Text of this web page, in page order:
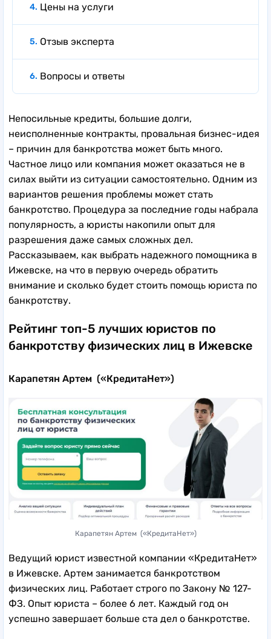
Цены на услуги
Отзыв эксперта
Вопросы и ответы
Непосильные кредиты, большие долги,
неисполненные контракты, провальная бизнес-идея
– причин для банкротства может быть много.
Частное лицо или компания может оказаться не в
силах выйти из ситуации самостоятельно. Одним из
вариантов решения проблемы может стать
банкротство. Процедура за последние годы набрала
популярность, а юристы накопили опыт для
разрешения даже самых сложных дел.
Рассказываем, как выбрать надежного помощника в
Ижевске, на что в первую очередь обратить
внимание и сколько будет стоить помощь юриста по
банкротству.
Рейтинг топ-5 лучших юристов по
банкротству физических лиц в Ижевске
Карапетян Артем («КредитаНет»)
Карапетян Артем («КредитаНет»)
Ведущий юрист известной компании «КредитаНет»
в Ижевске. Артем занимается банкротством
физических лиц. Работает строго по Закону № 127-
ФЗ. Опыт юриста – более 6 лет. Каждый год он
успешно завершает больше ста дел о банкротстве.